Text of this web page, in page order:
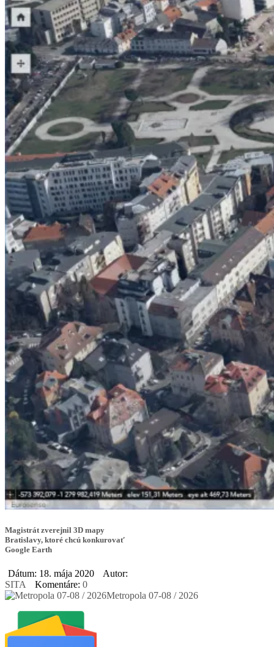
Magistrát zverejnil 3D mapy
Bratislavy, ktoré chcú konkurovať
Google Earth
Dátum: 18. mája 2020
Autor:
SITA
Komentáre: 0
Metropola 07-08 / 2026